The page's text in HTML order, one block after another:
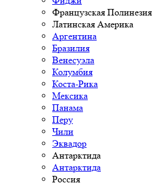
Французская Полинезия
Латинская Америка
Аргентина
Бразилия
Венесуэла
Колумбия
Коста-Рика
Мексика
Панама
Перу
Чили
Эквадор
Антарктида
Антарктида
Россия